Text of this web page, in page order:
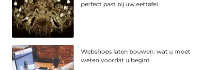
perfect past bij uw eettafel
Webshops laten bouwen: wat u moet
weten voordat u begint